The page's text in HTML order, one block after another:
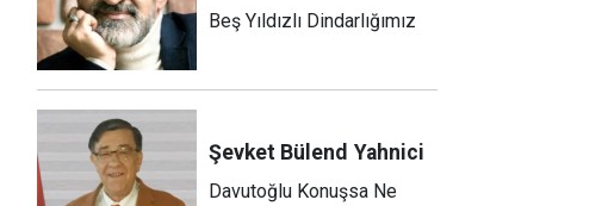
Beş Yıldızlı Dindarlığımız
Şevket Bülend Yahnici
Davutoğlu Konuşsa Ne